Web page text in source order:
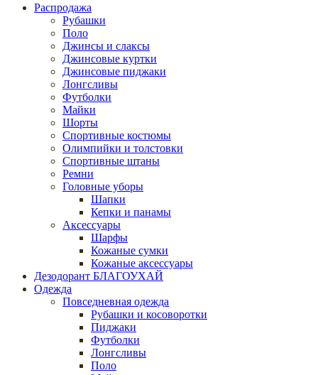
Распродажа
Рубашки
Поло
Джинсы и слаксы
Джинсовые куртки
Джинсовые пиджаки
Лонгсливы
Футболки
Майки
Шорты
Спортивные костюмы
Олимпийки и толстовки
Спортивные штаны
Ремни
Головные уборы
Шапки
Кепки и панамы
Аксессуары
Шарфы
Кожаные сумки
Кожаные аксессуары
Дезодорант БЛАГОУХАЙ
Одежда
Повседневная одежда
Рубашки и косоворотки
Пиджаки
Футболки
Лонгсливы
Поло